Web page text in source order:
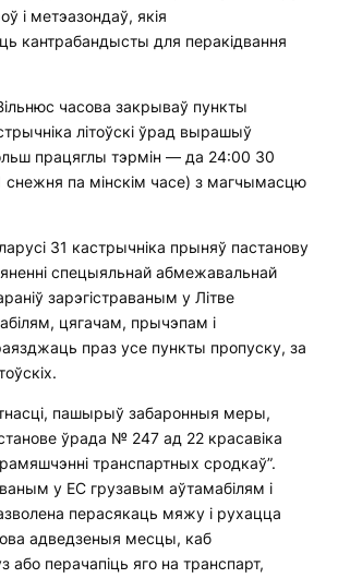
і метэазондаў, якія
кантрабандысты для перакідвання
часова закрываў пункты
літоўскі ўрад вырашыў
працяглы тэрмін — да 24:00 30
снежня па мінскім часе) з магчымасцю
31 кастрычніка прыняў пастанову
спецыяльнай абмежавальнай
зарэгістраваным у Літве
цягачам, прычэпам і
праз усе пункты пропуску, за
пашырыў забаронныя меры,
ўрада № 247 ад 22 красавіка
транспартных сродкаў”.
у ЕС грузавым аўтамабілям і
перасякаць мяжу і рухацца
адведзеныя месцы, каб
або перачапіць яго на транспарт,